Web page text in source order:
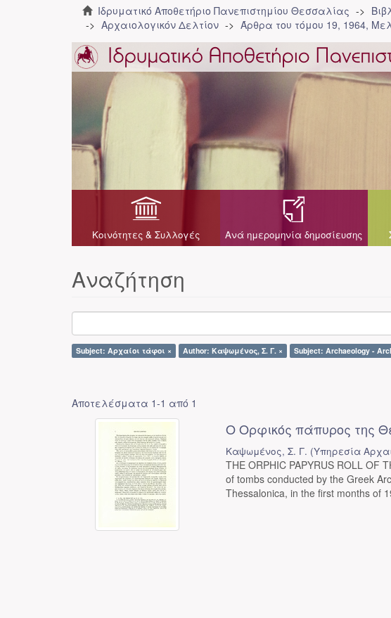
Ιδρυματικό Αποθετήριο Πανεπιστημίου Θεσσαλίας
Αρχαιολογικόν Δελτίον
Άρθρα του τόμου 19, 1964,
Κοινότητες & Συλλογές Ανά ημερομηνία δημοσίευσης
Αναζήτηση
Subject: Αρχαίοι τάφοι × Author: Καψωμένος, Σ. Γ. × Subject: Archaeology -
Αποτελέσματα 1-1 από 1
Ο Ορφικός πάπυρος της
Καψωμένος, Σ. Γ. (Υπηρεσία
THE ORPHIC PAPYRUS ROLL OF
of tombs conducted by the Greek
Thessalonica, in the first months of